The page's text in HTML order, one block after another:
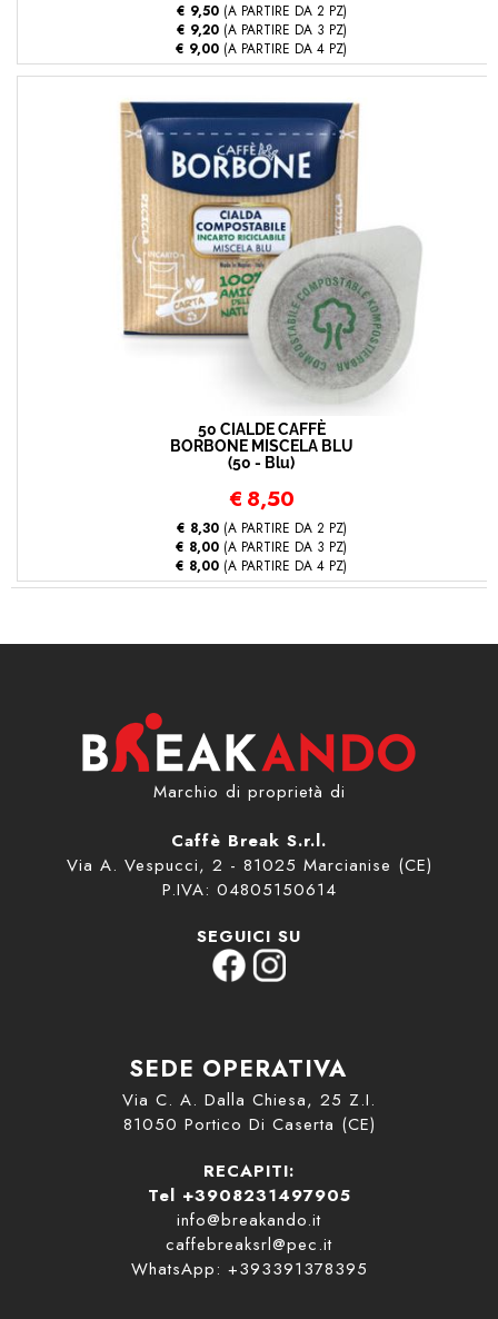
€ 9,50(A PARTIRE DA 2 PZ)
€ 9,20(A PARTIRE DA 3 PZ)
€ 9,00 (A PARTIRE DA 4 PZ)
50 CIALDE CAFFÈ
BORBONE MISCELA BLU
(50 - Blu)
€ 8,50
€ 8,30(A PARTIRE DA 2 PZ)
€ 8,00 (A PARTIRE DA 3 PZ)
€ 8,00 (A PARTIRE DA 4 PZ)
Marchio di proprietà di
Caffè Break S.r.l.
Via A. Vespucci, 2 - 81025 Marcianise (CE)
P.IVA: 04805150614
SEGUICI SU
SEDE OPERATIVA
Via C. A. Dalla Chiesa, 25 Z.I.
81050 Portico Di Caserta (CE)
RECAPITI:
Tel +3908231497905
info@breakando.it
caffebreaksrl@pec.it
WhatsApp: +393391378395